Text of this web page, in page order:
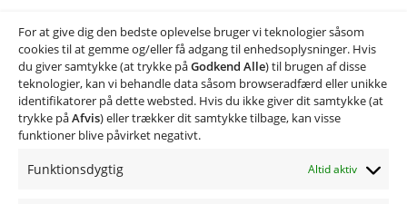
For at give dig den bedste oplevelse bruger vi teknologier såsom
cookies til at gemme og/eller få adgang til enhedsoplysninger. Hvis
du giver samtykke (at trykke påGodkend Alle) til brugen af disse
teknologier, kan vi behandle data såsom browseradfærd eller unikke
identifikatorer på dette websted. Hvis du ikke giver dit samtykke (at
trykke påAfvis) eller trækker dit samtykke tilbage, kan visse
funktioner blive påvirket negativt.
Funktionsdygtig Altid aktiv
Skriv et svar
Du skal værelogget indfor at skrive en
kommentar.